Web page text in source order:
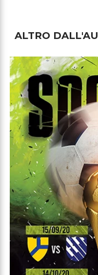
ALTRO